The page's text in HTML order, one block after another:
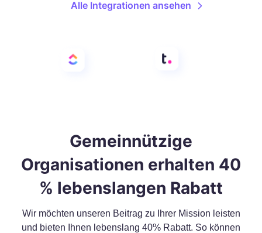
Alle Integrationen ansehen
Gemeinnützige
Organisationen erhalten 40
% lebenslangen Rabatt
Wir möchten unseren Beitrag zu Ihrer Mission leisten
und bieten Ihnen lebenslang 40% Rabatt. So können